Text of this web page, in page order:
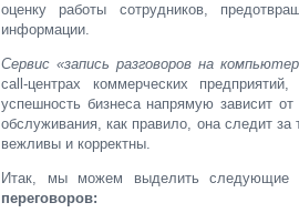
оценку работы сотрудников,
информации.
Сервис «запись разговоров на
call-центрах коммерческих
успешность бизнеса напрямую зависит
обслуживания, как правило, она следит
вежливы и корректны.
Итак, мы можем выделить следующие
переговоров: